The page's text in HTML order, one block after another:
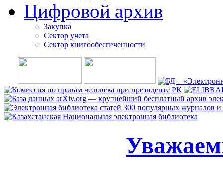
Цифровой архив
Закупка
Сектор учета
Сектор книгообеспеченности